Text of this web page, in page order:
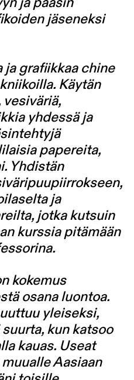
ja pääsin
jäseneksi
ja grafiikkaa chine
Käytän
vesiväriä,
yhdessä ja
papereita,
Yhdistän
ja
jotka kutsuin
kurssia pitämään
kokemus
osana luontoa.
yleiseksi,
kun katsoo
kauas. Useat
Aasiaan